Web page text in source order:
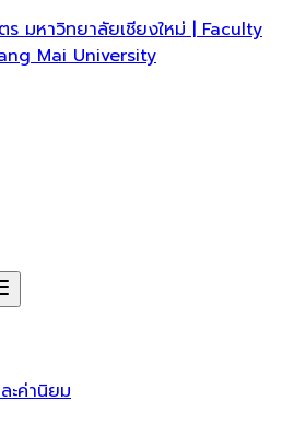
มหาวิทยาลัยเชียงใหม่ | Faculty
Mai University
ะค่านิยม